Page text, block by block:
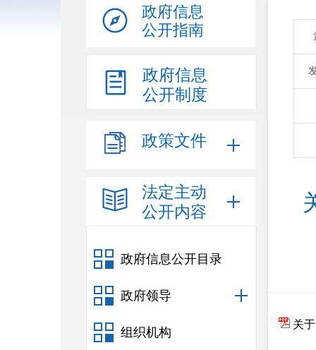
政府信息
公开指南
政府信息
公开制度
政策文件
法定主动
公开内容
政府信息公开目录
政府领导
组织机构
关